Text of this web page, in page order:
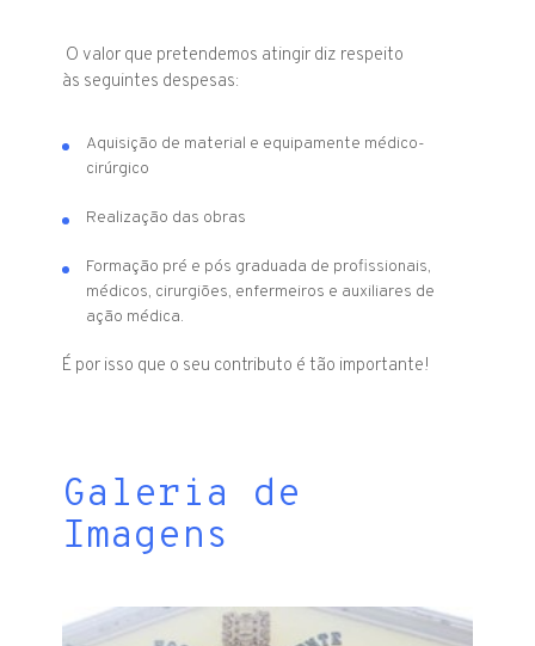
O valor que pretendemos atingir diz respeito
às seguintes despesas:
Aquisição de material e equipamente médico-
cirúrgico
Realização das obras
Formação pré e pós graduada de profissionais,
médicos, cirurgiões, enfermeiros e auxiliares de
ação médica.
É por isso que o seu contributo é tão importante!
Galeria de
Imagens